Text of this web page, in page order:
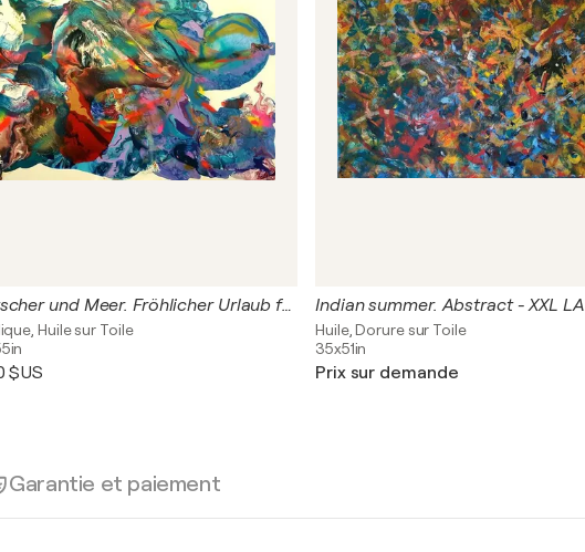
Gletscher und Meer. Fröhlicher Urlaub für Körper, Geist und Seele.
Huile sur Toile
$US
Huile, Dorure sur Toile
35x51in
Prix sur demande
Garantie et paiement